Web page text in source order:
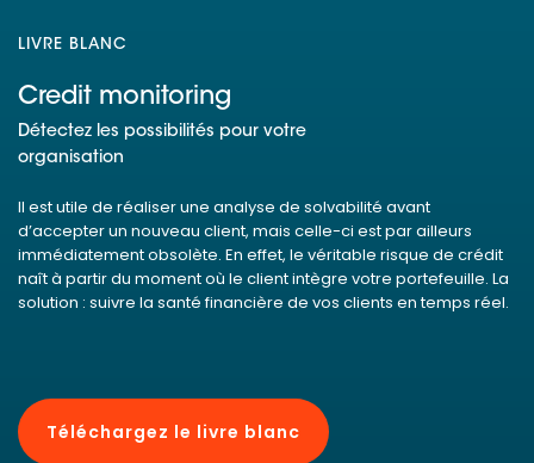
LIVRE BLANC
Credit monitoring
Détectez les possibilités pour votre
organisation
Il est utile de réaliser une analyse de solvabilité avant
d’accepter un nouveau client, mais celle-ci est par ailleurs
immédiatement obsolète. En effet, le véritable risque de crédit
naît à partir du moment où le client intègre votre portefeuille. La
solution : suivre la santé financière de vos clients en temps réel.
Téléchargez le livre blanc